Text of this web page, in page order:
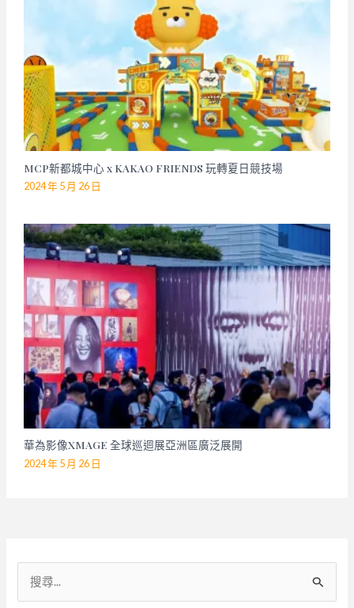
MCP新都城中心 x KAKAO FRIENDS 玩轉夏日競技場
2024 年 5 月 26 日
華為影像XMAGE 全球巡迴展亞洲區廣泛展開
2024 年 5 月 26 日